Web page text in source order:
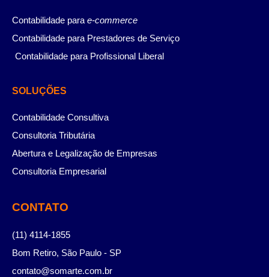
Contabilidade parae-commerce
Contabilidade para Prestadores de Serviço
Contabilidade para Profissional Liberal
SOLUÇÕES
Contabilidade Consultiva
Consultoria Tributária
Abertura e Legalização de Empresas
Consultoria Empresarial
CONTATO
(11) 4114-1855
Bom Retiro, São Paulo - SP
contato@somarte.com.br